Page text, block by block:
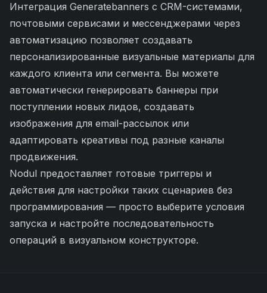
Интеграция Generatebanners с CRM-системами,
почтовыми сервисами и мессенджерами через
автоматизацию позволяет создавать
персонализированные визуальные материалы для
каждого клиента или сегмента. Вы можете
автоматически генерировать баннеры при
поступлении новых лидов, создавать
изображения для email-рассылок или
адаптировать креативы под разные каналы
продвижения.
Nodul предоставляет готовые триггеры и
действия для настройки таких сценариев без
программирования — просто выберите условия
запуска и настройте последовательность
операций в визуальном конструкторе.